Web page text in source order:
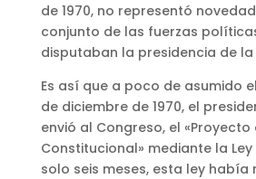
de 1970, no representó
conjunto de las fuerzas
disputaban la presidencia de
Es así que a poco de asumido
de diciembre de 1970, el
envió al Congreso, el «Proyecto
Constitucional» mediante la Ley
solo seis meses, esta ley